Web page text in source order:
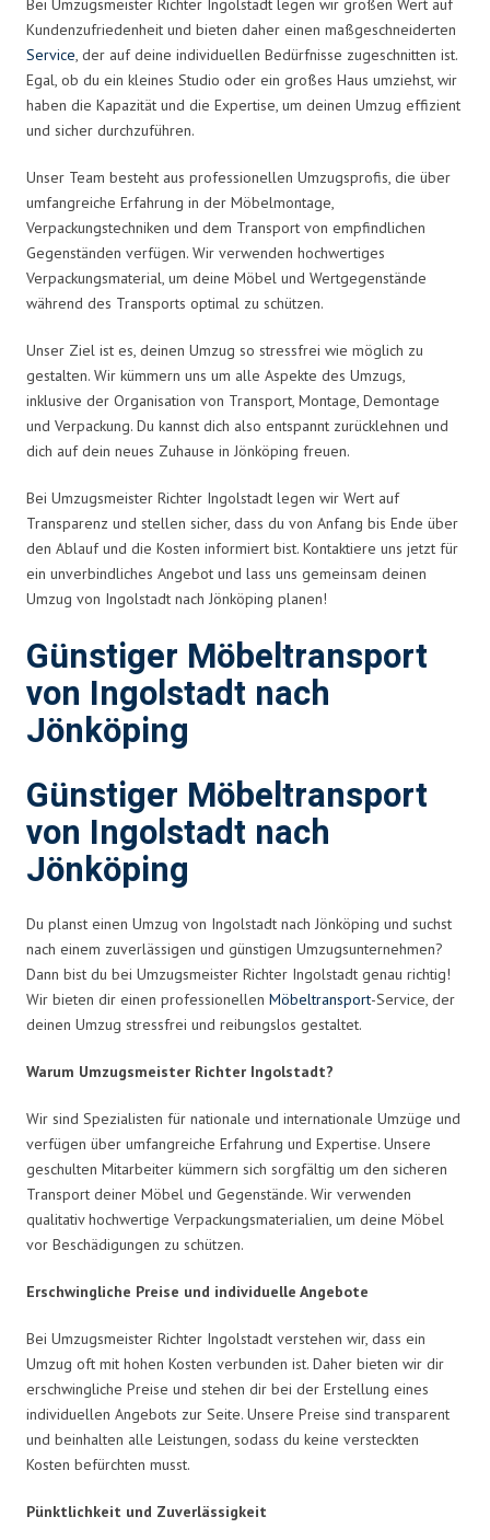
Bei Umzugsmeister Richter Ingolstadt legen wir großen Wert auf
Kundenzufriedenheit und bieten daher einen maßgeschneiderten
Service, der auf deine individuellen Bedürfnisse zugeschnitten ist.
Egal, ob du ein kleines Studio oder ein großes Haus umziehst, wir
haben die Kapazität und die Expertise, um deinen Umzug effizient
und sicher durchzuführen.
Unser Team besteht aus professionellen Umzugsprofis, die über
umfangreiche Erfahrung in der Möbelmontage,
Verpackungstechniken und dem Transport von empfindlichen
Gegenständen verfügen. Wir verwenden hochwertiges
Verpackungsmaterial, um deine Möbel und Wertgegenstände
während des Transports optimal zu schützen.
Unser Ziel ist es, deinen Umzug so stressfrei wie möglich zu
gestalten. Wir kümmern uns um alle Aspekte des Umzugs,
inklusive der Organisation von Transport, Montage, Demontage
und Verpackung. Du kannst dich also entspannt zurücklehnen und
dich auf dein neues Zuhause in Jönköping freuen.
Bei Umzugsmeister Richter Ingolstadt legen wir Wert auf
Transparenz und stellen sicher, dass du von Anfang bis Ende über
den Ablauf und die Kosten informiert bist. Kontaktiere uns jetzt für
ein unverbindliches Angebot und lass uns gemeinsam deinen
Umzug von Ingolstadt nach Jönköping planen!
Günstiger Möbeltransport
von Ingolstadt nach
Jönköping
Günstiger Möbeltransport
von Ingolstadt nach
Jönköping
Du planst einen Umzug von Ingolstadt nach Jönköping und suchst
nach einem zuverlässigen und günstigen Umzugsunternehmen?
Dann bist du bei Umzugsmeister Richter Ingolstadt genau richtig!
Wir bieten dir einen professionellen Möbeltransport-Service, der
deinen Umzug stressfrei und reibungslos gestaltet.
Warum Umzugsmeister Richter Ingolstadt?
Wir sind Spezialisten für nationale und internationale Umzüge und
verfügen über umfangreiche Erfahrung und Expertise. Unsere
geschulten Mitarbeiter kümmern sich sorgfältig um den sicheren
Transport deiner Möbel und Gegenstände. Wir verwenden
qualitativ hochwertige Verpackungsmaterialien, um deine Möbel
vor Beschädigungen zu schützen.
Erschwingliche Preise und individuelle Angebote
Bei Umzugsmeister Richter Ingolstadt verstehen wir, dass ein
Umzug oft mit hohen Kosten verbunden ist. Daher bieten wir dir
erschwingliche Preise und stehen dir bei der Erstellung eines
individuellen Angebots zur Seite. Unsere Preise sind transparent
und beinhalten alle Leistungen, sodass du keine versteckten
Kosten befürchten musst.
Pünktlichkeit und Zuverlässigkeit